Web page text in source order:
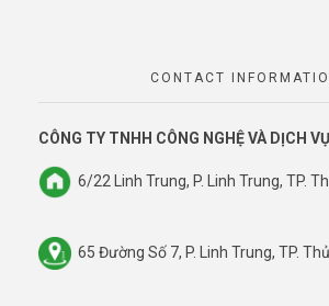
CONTACT
CÔNG TY TNHH CÔNG NGHỆ VÀ DỊCH
6/22 Linh Trung, P. Linh Trung, TP.
65 Đường Số 7, P. Linh Trung, TP.